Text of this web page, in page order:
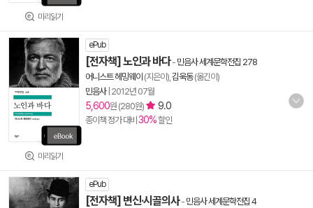
미리읽기
미리읽기
ePub
[전자책] 노인과 바다- 민음사 세계문학전집 278
어니스트 헤밍웨이 (지은이), 김욱동(옮긴이)
민음사| 2012년 07월
5,600원 (280원) 9.0
종이책 정가 대비 30%할인
ePub
[전자책] 변신·시골의사- 민음사 세계문학전집 4